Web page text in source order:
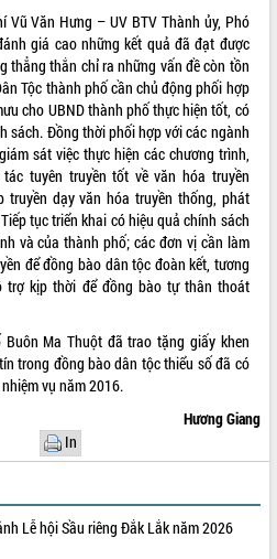
Vũ Văn Hưng – UV BTV Thành ủy, Phó
giá cao những kết quả đã đạt được
thẳng thắn chỉ ra những vấn đề còn tồn
Tộc thành phố cần chủ động phối hợp
cho UBND thành phố thực hiện tốt, có
sách. Đồng thời phối hợp với các ngành
sát việc thực hiện các chương trình,
tuyên truyền tốt về văn hóa truyền
dạy văn hóa truyền thống, phát
tục triển khai có hiệu quả chính sách
và của thành phố; các đơn vị cần làm
để đồng bào dân tộc đoàn kết, tương
trợ kịp thời để đồng bào tự thân thoát
Ma Thuột đã trao tặng giấy khen
trong đồng bào dân tộc thiểu số đã có
vụ năm 2016.
Hương Giang
In
Lễ hội Sầu riêng Đắk Lắk năm 2026